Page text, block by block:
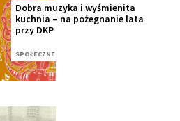
Dobra muzyka i wyśmienita
kuchnia – na pożegnanie lata
przy DKP
SPOŁECZNE